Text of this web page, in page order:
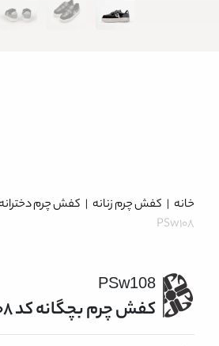
خانه | کفش چرم زنانه| کفش چرم دخترانه|
PSw108
PSw108
کفش چرم بچگانه کد PSw108